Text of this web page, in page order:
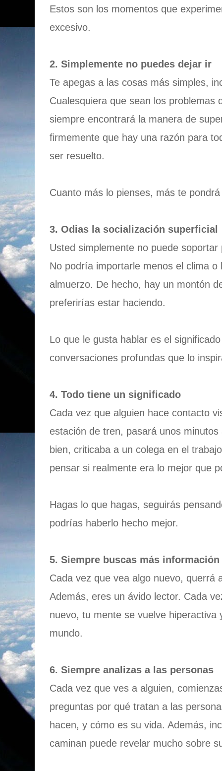
Estos son los momentos que
excesivo.
2. Simplemente no puedes dejar ir
Te apegas a las cosas más simples,
Cualesquiera que sean los problemas
siempre encontrará la manera de
firmemente que hay una razón para
ser resuelto.
Cuanto más lo pienses, más te
3. Odias la socialización superficial
Usted simplemente no puede
No podría importarle menos el clima o
almuerzo. De hecho, hay un montón
preferirías estar haciendo.
Lo que le gusta hablar es el
conversaciones profundas que lo
4. Todo tiene un significado
Cada vez que alguien hace contacto
estación de tren, pasará unos
bien, criticaba a un colega en el
pensar si realmente era lo mejor que
Hagas lo que hagas, seguirás
podrías haberlo hecho mejor.
5. Siempre buscas más información
Cada vez que vea algo nuevo, querrá
Además, eres un ávido lector. Cada
nuevo, tu mente se vuelve hiperactiva
mundo.
6. Siempre analizas a las personas
Cada vez que ves a alguien,
preguntas por qué tratan a las
hacen, y cómo es su vida. Además,
caminan puede revelar mucho sobre